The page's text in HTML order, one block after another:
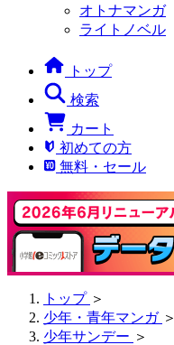
オトナマンガ
ライトノベル
トップ
検索
カート
初めての方
無料・セール
トップ ＞
少年・青年マンガ ＞
少年サンデー ＞